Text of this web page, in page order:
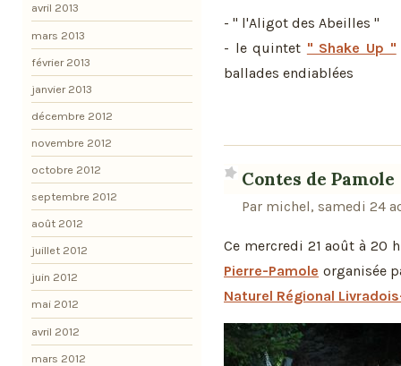
- " l'Aligot des Abeilles "
- le quintet " Shake Up "
ballades endiablées
Contes de Pamole
Par michel, samedi 24
Ce mercredi 21 août à 20
Pierre-Pamole organisée
Naturel Régional
avril 2013
mars 2013
février 2013
janvier 2013
décembre 2012
novembre 2012
octobre 2012
septembre 2012
août 2012
juillet 2012
juin 2012
mai 2012
avril 2012
mars 2012